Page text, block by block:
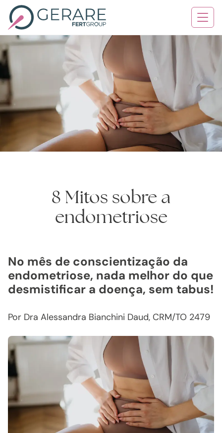
Quem Somos
Tratamentos
Agende sua consulta
8 Mitos sobre a
endometriose
No mês de conscientização da
endometriose, nada melhor do que
desmistificar a doença, sem tabus!
Por Dra Alessandra Bianchini Daud, CRM/TO 2479